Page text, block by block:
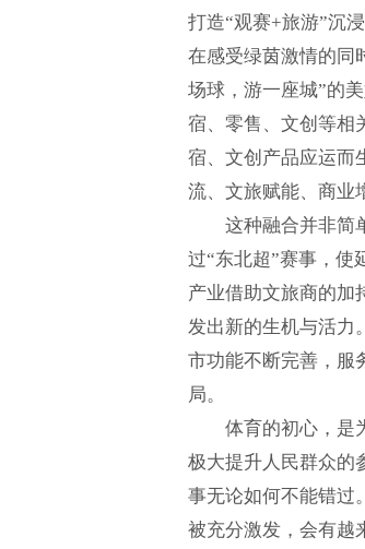
打造“观赛+旅游”沉
在感受绿茵激情的同
场球，游一座城”的
宿、零售、文创等相
宿、文创产品应运而
流、文旅赋能、商业
这种融合并非简
过“东北超”赛事，使
产业借助文旅商的加
发出新的生机与活力
市功能不断完善，服
局。
体育的初心，是
极大提升人民群众的
事无论如何不能错过
被充分激发，会有越